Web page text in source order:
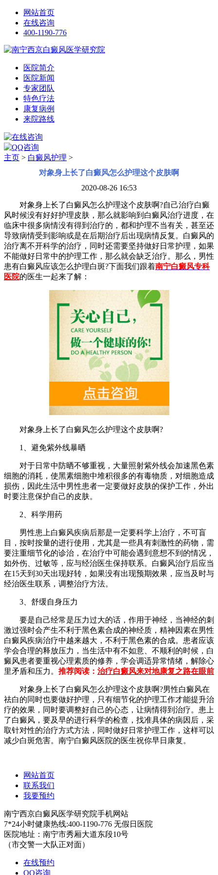
网站首页
在线咨询
400-1190-776
医院简介
医院新闻
专家团队
特色疗法
康复病例
来院路线
主页 > 白癜风护理 >
对象身上长了白癜风怎么护理这个皮肤啊
2020-08-26 16:53
对象身上长了白癜风怎么护理这个皮肤啊?自己治疗白癜
风时候没有好好护理皮肤，那么就影响到白癜风治疗进度，在
临床中很多病情没有得到治疗的，都和护理不当有关，甚至还
导致病情受到影响或是在后期治疗后出现病情反复。白癜风的
治疗离不开科学的治疗，同时还需要坚持做好日常护理，如果
不能做好日常中的护理工作，那么就会缺乏治疗。那么，男性
患有白癜风应该怎么护理白斑?下面我们跟着南宁白癜风专科
医院的医生一起来了解：
对象身上长了白癜风怎么护理这个皮肤啊?
1、避免紫外线暴晒
对于日常中防晒不够重视，大量照射紫外线会加速黑色素
细胞的消耗，使黑素细胞中堆积很多的有毒物质，对细胞造成
损伤，因此生活中男性患者一定要做好皮肤的保护工作，外出
时要注意保护自己的皮肤。
2、科学用药
男性患上白癜风疾病后那是一定要科学上治疗，不可盲
目，按时按量的进行使用，尤其是一些具有刺激性的药物，需
要注重细节化的诊治，在治疗中可能会遇到意想不到的情况，
如外伤、过敏等，应与经治医生保持联系。白癜风治疗后应当
在15天到30天出现好转，如果没有出现预期效果，应当及时与
经治医生联系，调整治疗方法。
3、舒缓自身压力
要是自己经常是压力过大的话，作用于神经，当神经的刺
激过强时会产生不利于黑色素合成的神经质，精神因素在男性
白癜风疾病治疗中越来越大，不利于黑色素的合成。患者应该
学会合理的释放压力，当生活中有不如意、不顺利的时候，白
癜风患者要重视心理素质的修养，学会调适异常情绪，解除心
里矛盾和压力。 推荐阅读： 治疗白癜风来对地康复之路在眼前
对象身上长了白癜风怎么护理这个皮肤啊?男性白癜风在
祛白的同时也要做好护理，只有细节化的护理工作才能提升治
疗的效果，同时要调整好自己的心态，让病情得到治疗。患上
了白癜风，要及早的进行科学的检查，找准具体的病因后，采
取针对性的治疗方式方法，同时做好日常护理工作，这样可以
减少白斑危害。南宁白癜风医院的医生祝你早日康复。
网站首页
联系我们
我要预约
南宁西京白癜风医学研究院手机网站
7*24小时健康热线:400-1190-776 无假日医院
医院地址：南宁市秀厢大道东段10号
（市交警一大队正对面）
在线预约
QQ咨询